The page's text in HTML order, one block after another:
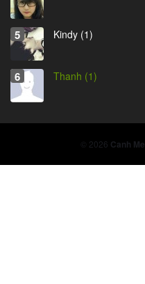
Kindy (1)
Thanh (1)
© 2026 Canh Me